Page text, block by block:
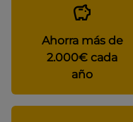
Ahorra más de
2.000€ cada
año